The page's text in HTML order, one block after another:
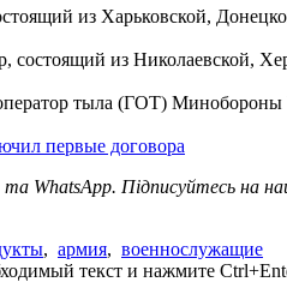
из Харьковской,
состоящий из Николаевской,
тыла (ГОТ) Минобороны
первые договора
та WhatsApp. Підписуйтесь на
, армия, военнослужащие
текст и нажмите